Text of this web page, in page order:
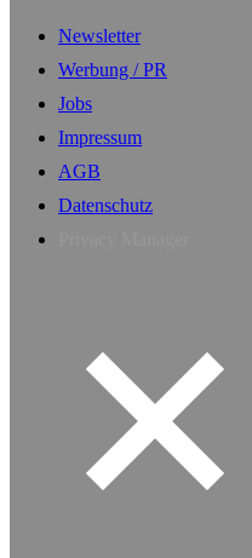
Newsletter
Werbung / PR
Jobs
Impressum
AGB
Datenschutz